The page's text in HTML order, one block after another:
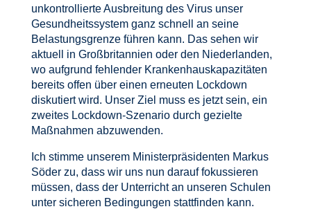
unkontrollierte Ausbreitung des Virus unser
Gesundheitssystem ganz schnell an seine
Belastungsgrenze führen kann. Das sehen wir
aktuell in Großbritannien oder den Niederlanden,
wo aufgrund fehlender Krankenhauskapazitäten
bereits offen über einen erneuten Lockdown
diskutiert wird. Unser Ziel muss es jetzt sein, ein
zweites Lockdown-Szenario durch gezielte
Maßnahmen abzuwenden.
Ich stimme unserem Ministerpräsidenten Markus
Söder zu, dass wir uns nun darauf fokussieren
müssen, dass der Unterricht an unseren Schulen
unter sicheren Bedingungen stattfinden kann.